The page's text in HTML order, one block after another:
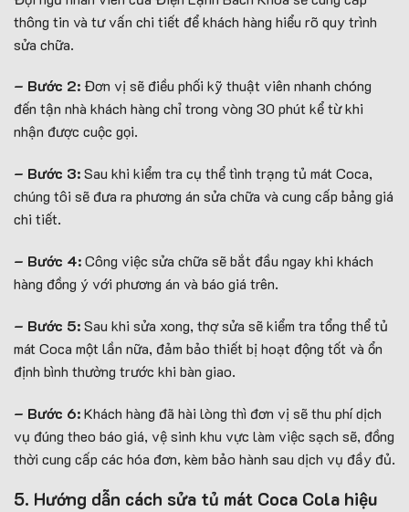
thông tin và tư vấn chi tiết để khách hàng hiểu rõ quy trình
sửa chữa.
– Bước 2: Đơn vị sẽ điều phối kỹ thuật viên nhanh chóng
đến tận nhà khách hàng chỉ trong vòng 30 phút kể từ khi
nhận được cuộc gọi.
– Bước 3:Sau khi kiểm tra cụ thể tình trạng tủ mát Coca,
chúng tôi sẽ đưa ra phương án sửa chữa và cung cấp bảng giá
chi tiết.
– Bước 4:Công việc sửa chữa sẽ bắt đầu ngay khi khách
hàng đồng ý với phương án và báo giá trên.
– Bước 5:Sau khi sửa xong, thợ sửa sẽ kiểm tra tổng thể tủ
mát Coca một lần nữa, đảm bảo thiết bị hoạt động tốt và ổn
định bình thường trước khi bàn giao.
– Bước 6:Khách hàng đã hài lòng thì đơn vị sẽ thu phí dịch
vụ đúng theo báo giá, vệ sinh khu vực làm việc sạch sẽ, đồng
thời cung cấp các hóa đơn, kèm bảo hành sau dịch vụ đầy đủ.
5. Hướng dẫn cách sửa tủ mát Coca Cola hiệu